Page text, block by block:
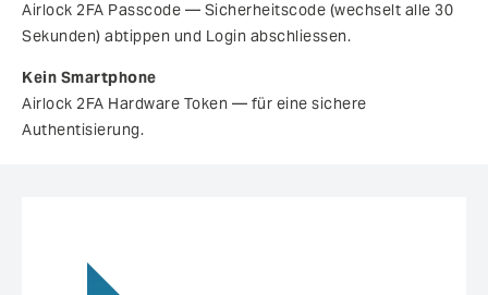
Airlock 2FA Passcode — Sicherheitscode (wechselt alle 30
Sekunden) abtippen und Login abschliessen.
Kein Smartphone
Airlock 2FA Hardware Token — für eine sichere
Authentisierung.